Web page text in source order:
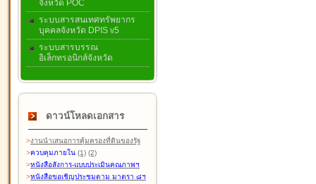
จังหวัด POC
ระบบสารสนเทศทรัพยากร
บุคคลจังหวัด DPIS v5
ระบบสารบรรณ
อิเล็กทรอนิกส์จังหวัด
ดาวน์โหลดเอกสาร
>งานนำเสนอการคุ้มครองที่ดินของรัฐ
>ควบคุมภายใน (1) (2)
>หนังสือสังการ-แบบประเมินคุณภาพฯ
>หนังสือขอเชิญประชุมตาม มาตรา ๘ฯ